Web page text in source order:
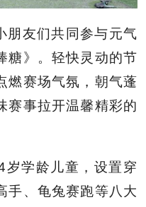
朋友们共同参与元气
糖》。轻快灵动的节
燃赛场气氛，朝气蓬
赛事拉开温馨精彩的
学龄儿童，设置穿
手、龟兔赛跑等八大